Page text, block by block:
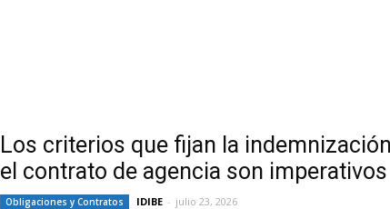
Los criterios que fijan la
el contrato de agencia son
Obligaciones y Contratos IDIBE - julio 23, 2026